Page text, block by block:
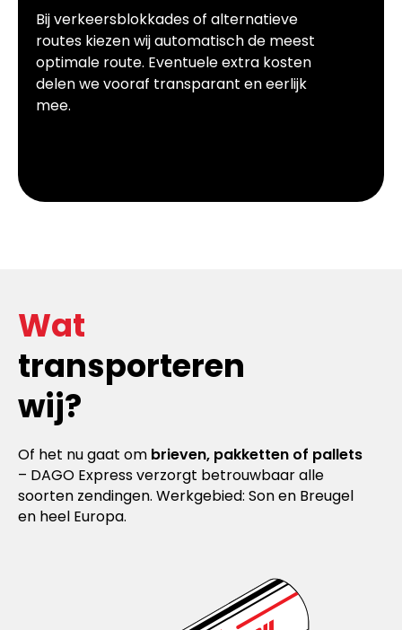
Bij verkeersblokkades of alternatieve
routes kiezen wij automatisch de meest
optimale route. Eventuele extra kosten
delen we vooraf transparant en eerlijk
mee.
Wat
transporteren
wij?
Of het nu gaat om brieven, pakketten of pallets
– DAGO Express verzorgt betrouwbaar alle
soorten zendingen. Werkgebied: Son en Breugel
en heel Europa.